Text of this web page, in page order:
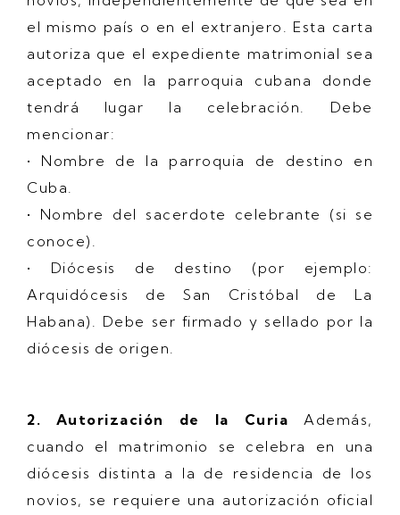
el mismo país o en el extranjero. Esta carta
autoriza que el expediente matrimonial sea
aceptado en la parroquia cubana donde
tendrá lugar la celebración. Debe
mencionar:
• Nombre de la parroquia de destino en
Cuba.
• Nombre del sacerdote celebrante (si se
conoce).
• Diócesis de destino (por ejemplo:
Arquidócesis de San Cristóbal de La
Habana). Debe ser firmado y sellado por la
diócesis de origen.
2. Autorización de la Curia Además,
cuando el matrimonio se celebra en una
diócesis distinta a la de residencia de los
novios, se requiere una autorización oficial